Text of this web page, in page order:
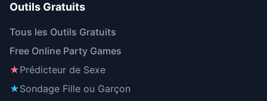
Outils Gratuits
Tous les Outils Gratuits
Free Online Party Games
★Prédicteur de Sexe
★Sondage Fille ou Garçon